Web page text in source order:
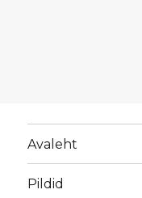
Avaleht
Pildid